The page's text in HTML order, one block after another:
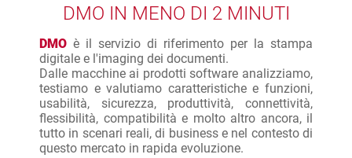
DMO IN MENO DI 2 MINUTI
DMO è il servizio di riferimento per la stampa
digitale e l'imaging dei documenti.
Dalle macchine ai prodotti software analizziamo,
testiamo e valutiamo caratteristiche e funzioni,
usabilità, sicurezza, produttività, connettività,
flessibilità, compatibilità e molto altro ancora, il
tutto in scenari reali, di business e nel contesto di
questo mercato in rapida evoluzione.